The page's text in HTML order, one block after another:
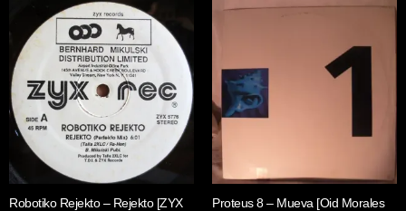
Robotiko Rejekto – Rejekto [ZYX
Proteus 8 – Mueva [Oid Morales